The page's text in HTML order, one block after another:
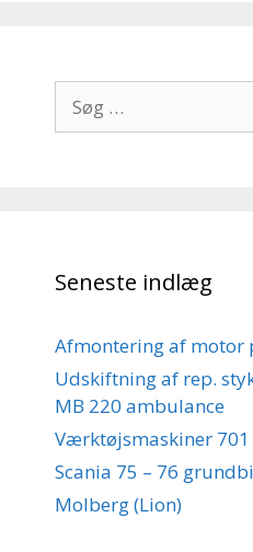
efter:
Seneste indlæg
Afmontering af motor
Udskiftning af rep.
MB 220 ambulance
Værktøjsmaskiner 701
Scania 75 – 76
Molberg (Lion)